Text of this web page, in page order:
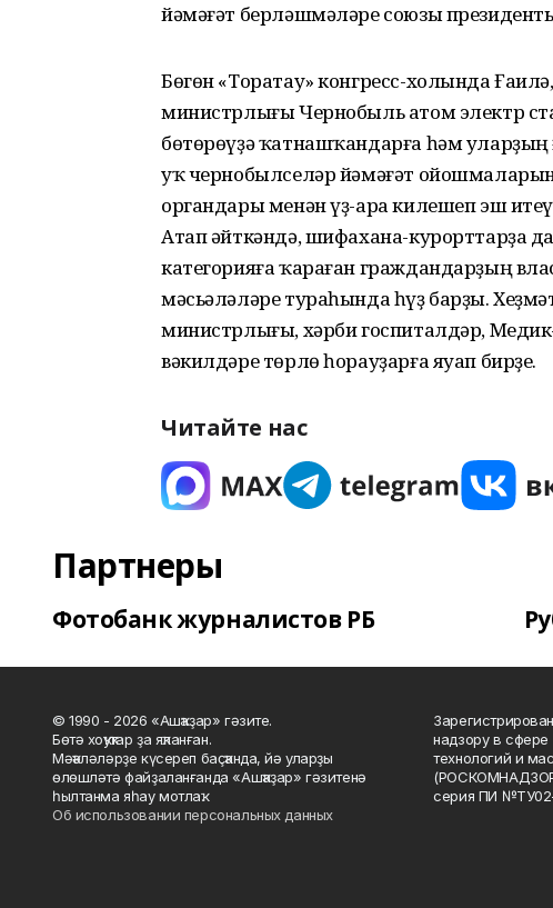
йәмәғәт берләшмәләре союзы
Бөгөн «Торатау» конгресс-холында
министрлығы Чернобыль атом электр
бөтөрөүҙә ҡатнашҡандарға һәм
уҡ чернобылселәр йәмәғәт
органдары менән үҙ-ара килешеп эш
Атап әйткәндә, шифахана-курорттарҙа
категорияға ҡараған граждандарҙың
мәсьәләләре тураһында һүҙ барҙы.
министрлығы, хәрби госпиталдәр,
вәкилдәре төрлө һорауҙарға яуап бирҙе.
Читайте нас
Партнеры
Фотобанк журналистов РБ
© 1990 - 2026 «Ашҡаҙар» гәзите.
Бөтә хоҡуҡтар ҙа яҡланған.
Мәҡәләләрҙе күсереп баҫҡанда, йә уларҙы
өлөшләтә файҙаланғанда «Ашҡаҙар» гәзитенә
һылтанма яһау мотлаҡ.
Об использовании персональных данных
надзору в
технологий и
серия ПИ